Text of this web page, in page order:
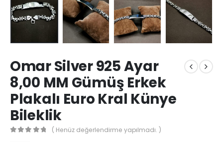
Omar Silver 925 Ayar
8,00 MM Gümüş Erkek
Plakalı Euro Kral Künye
Bileklik
( Henüz değerlendirme yapılmadı. )